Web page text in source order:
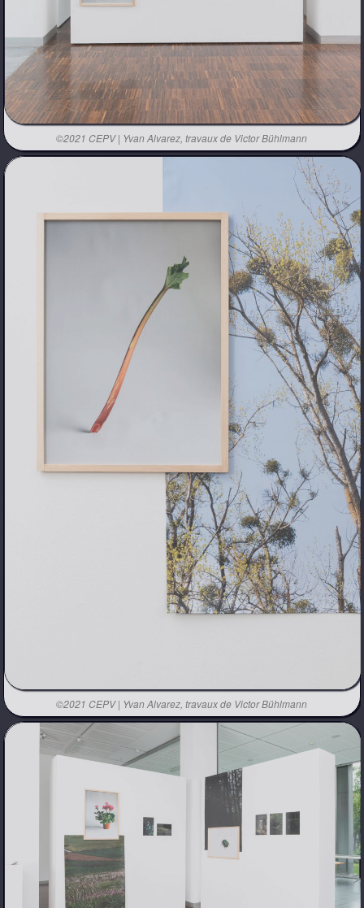
©2021 CEPV | Yvan Alvarez, travaux de Victor Bühlmann
©2021 CEPV | Yvan Alvarez, travaux de Victor Bühlmann